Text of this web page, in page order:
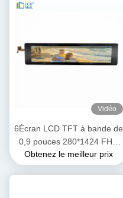
Vidéo
6Écran LCD TFT à bande de
0,9 pouces 280*1424 FHD
Résolution Interface MIPI
Obtenez le meilleur prix